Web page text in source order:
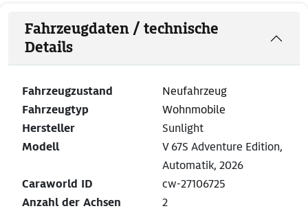
Fahrzeugdaten / technische
Details
Fahrzeugzustand
Neufahrzeug
Fahrzeugtyp
Wohnmobile
Hersteller
Sunlight
Modell
V 67S Adventure Edition,
Automatik, 2026
Caraworld ID
cw-27106725
Anzahl der Achsen
2